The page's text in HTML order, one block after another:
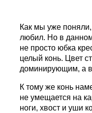
Как мы уже
любил. Но в
не просто юбка
целый конь. Цвет
доминирующим, а
К тому же конь
не умещается на
ноги, хвост и уши